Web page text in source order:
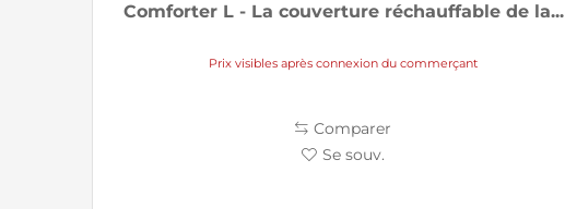
Comforter L - La couverture réchauffable de la...
Prix visibles après connexion du commerçant
Comparer
Se souv.